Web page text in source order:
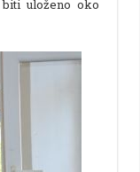
uloženo oko